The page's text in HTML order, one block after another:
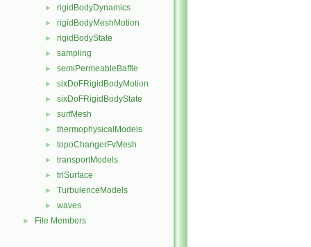
► rigidBodyDynamics
► rigidBodyMeshMotion
► rigidBodyState
► sampling
► semiPermeableBaffle
► sixDoFRigidBodyMotion
► sixDoFRigidBodyState
► surfMesh
► thermophysicalModels
► topoChangerFvMesh
► transportModels
► triSurface
► TurbulenceModels
► waves
► File Members